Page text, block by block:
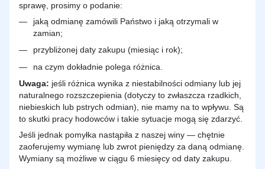
sprawę, prosimy o podanie:
jaką odmianę zamówili Państwo i jaką otrzymali w
zamian;
przybliżonej daty zakupu (miesiąc i rok);
na czym dokładnie polega różnica.
Uwaga: jeśli różnica wynika z niestabilności odmiany lub jej
naturalnego rozszczepienia (dotyczy to zwłaszcza rzadkich,
niebieskich lub pstrych odmian), nie mamy na to wpływu. Są
to skutki pracy hodowców i takie sytuacje mogą się zdarzyć.
Jeśli jednak pomyłka nastąpiła z naszej winy — chętnie
zaoferujemy wymianę lub zwrot pieniędzy za daną odmianę.
Wymiany są możliwe w ciągu 6 miesięcy od daty zakupu.